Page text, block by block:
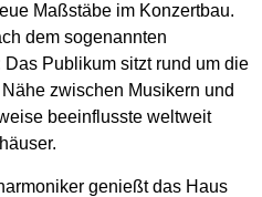
Maßstäbe im Konzertbau.
dem sogenannten
Das Publikum sitzt rund um die
zwischen Musikern und
beeinflusste weltweit
genießt das Haus